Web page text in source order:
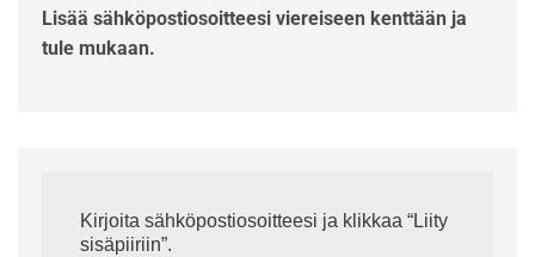
Lisää sähköpostiosoitteesi viereiseen kenttään ja
tule mukaan.
Kirjoita sähköpostiosoitteesi ja klikkaa “Liity
sisäpiiriin”.